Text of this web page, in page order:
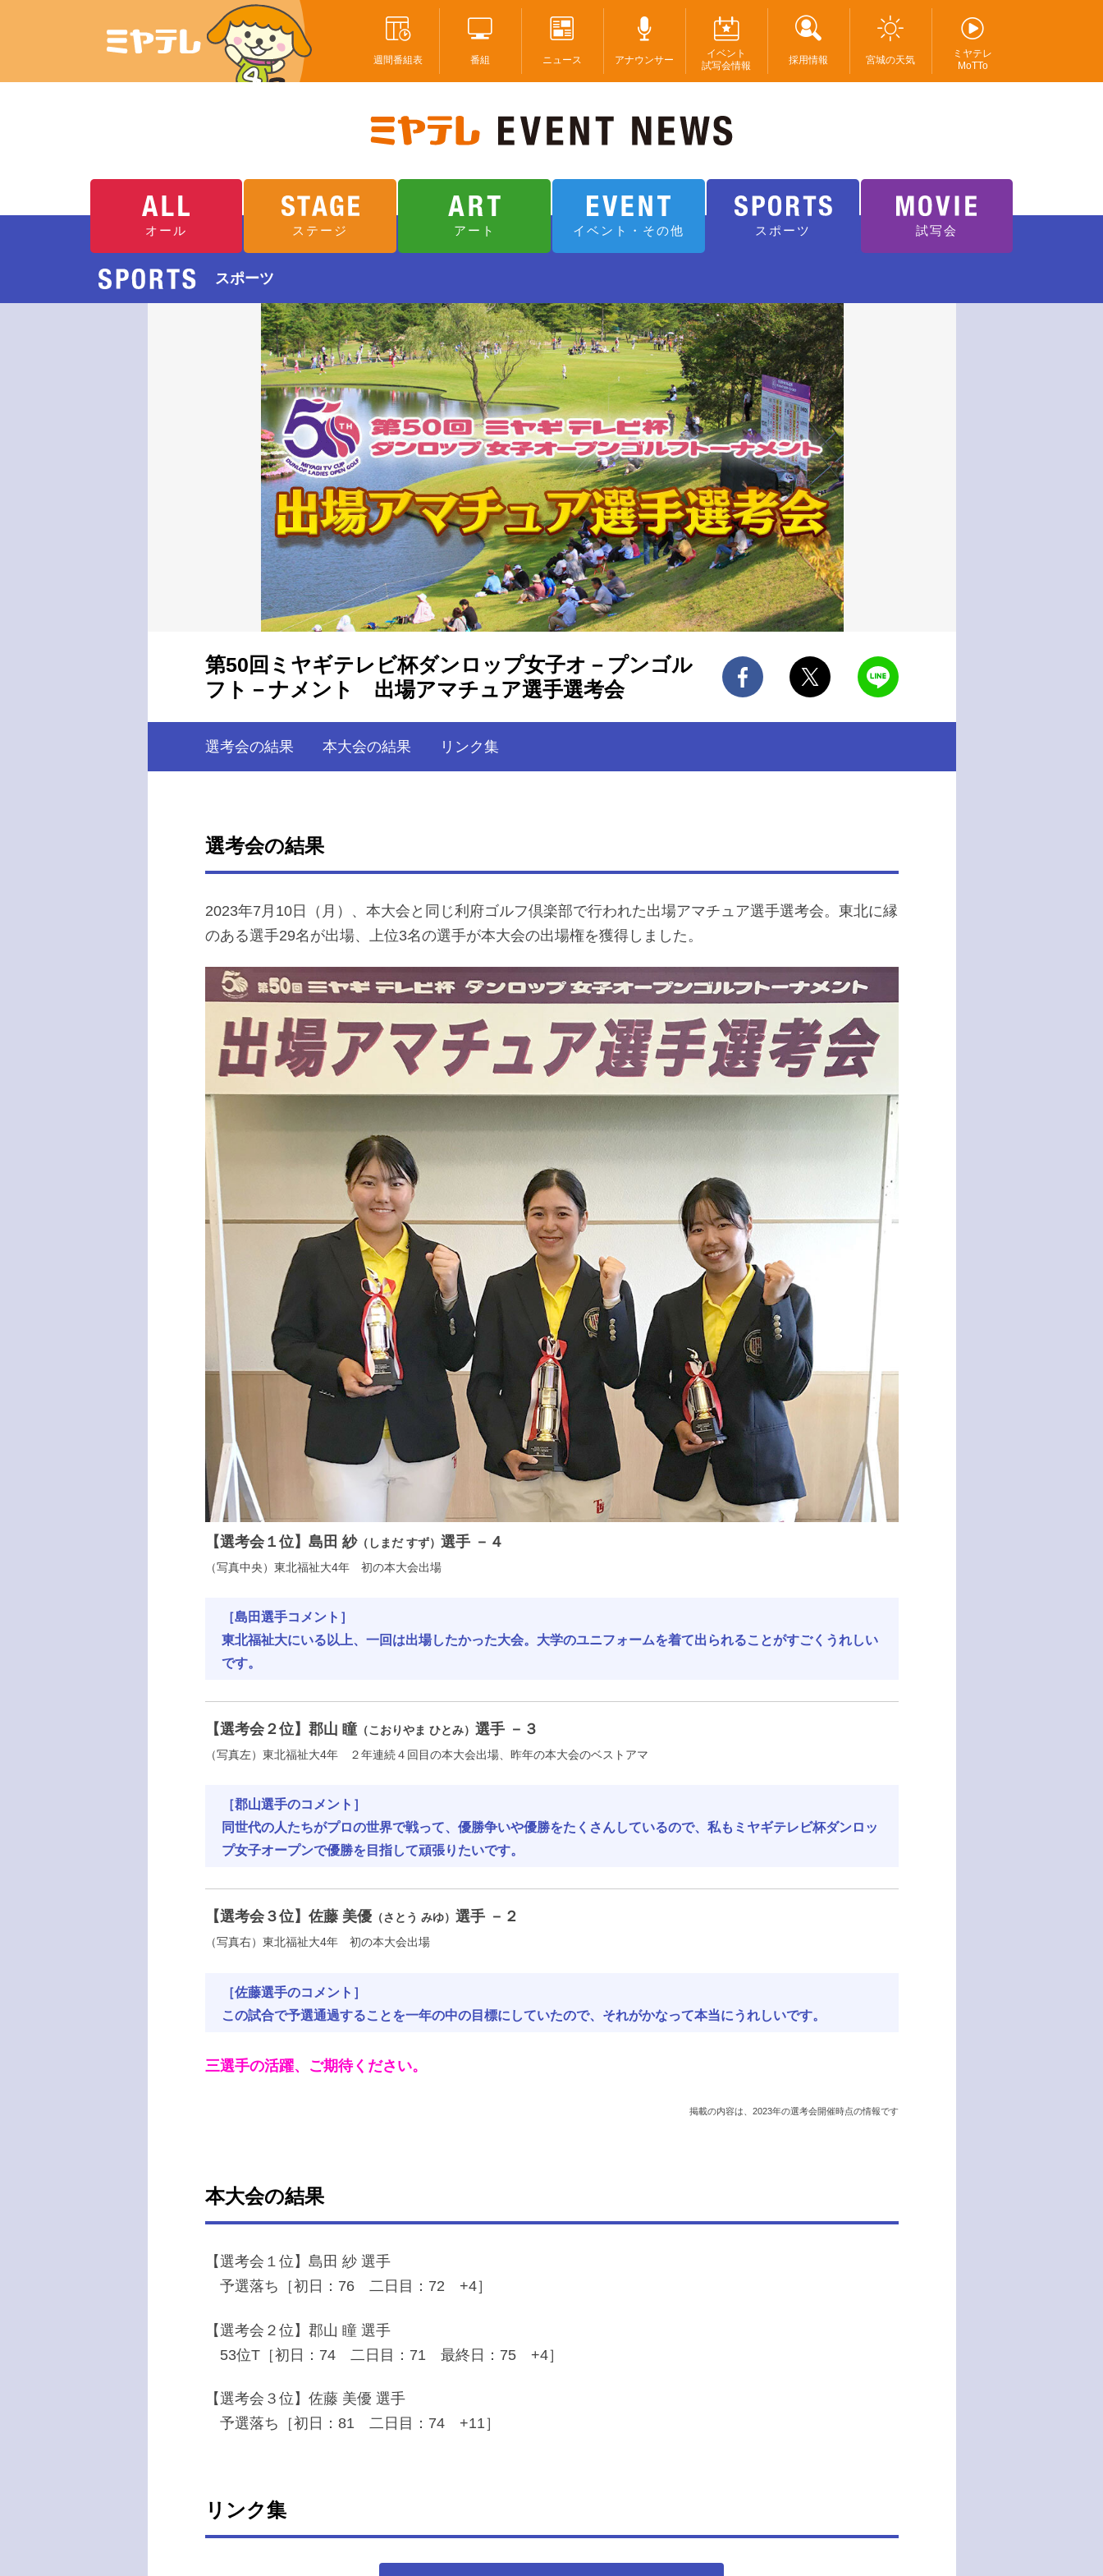
週間番組表 番組 ニュース アナウンサー
イベント
試写会情報
採用情報 宮城の天気
ミヤテレ
MoTTo
オール ステージ アート イベント・その他 スポーツ 試写会
スポーツ
第50回ミヤギテレビ杯ダンロップ女子オ－プンゴル
フト－ナメント 出場アマチュア選手選考会
選考会の結果 本大会の結果 リンク集
選考会の結果
2023年7月10日（月）、本大会と同じ利府ゴルフ倶楽部で行われた出場アマチュア選手選考会。東北に縁
のある選手29名が出場、上位3名の選手が本大会の出場権を獲得しました。
【選考会１位】島田 紗（しまだ すず） 選手 －４
（写真中央）東北福祉大4年 初の本大会出場
［島田選手コメント］
東北福祉大にいる以上、一回は出場したかった大会。大学のユニフォームを着て出られることがすごくうれしい
です。
【選考会２位】郡山 瞳（こおりやま ひとみ） 選手 －３
（写真左）東北福祉大4年 ２年連続４回目の本大会出場、昨年の本大会のベストアマ
［郡山選手のコメント］
同世代の人たちがプロの世界で戦って、優勝争いや優勝をたくさんしているので、私もミヤギテレビ杯ダンロッ
プ女子オープンで優勝を目指して頑張りたいです。
【選考会３位】佐藤 美優（さとう みゆ） 選手 －２
（写真右）東北福祉大4年 初の本大会出場
［佐藤選手のコメント］
この試合で予選通過することを一年の中の目標にしていたので、それがかなって本当にうれしいです。
三選手の活躍、ご期待ください。
掲載の内容は、2023年の選考会開催時点の情報です
本大会の結果
【選考会１位】島田 紗 選手
予選落ち［初日：76 二日目：72 +4］
【選考会２位】郡山 瞳 選手
53位T［初日：74 二日目：71 最終日：75 +4］
【選考会３位】佐藤 美優 選手
予選落ち［初日：81 二日目：74 +11］
リンク集